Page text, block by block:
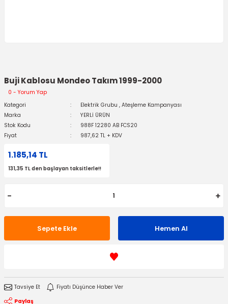
Buji Kablosu Mondeo Takım 1999-2000
0 - Yorum Yap
Kategori
Elektrik Grubu , Ateşleme Kampanyası
Marka
YERLİ ÜRÜN
Stok Kodu
988F 12280 AB FCS20
Fiyat
987,62 TL + KDV
1.185,14 TL
131,35 TL den başlayan taksitlerle!!
Sepete Ekle Hemen Al
Tavsiye Et
Fiyatı Düşünce Haber Ver
Paylaş